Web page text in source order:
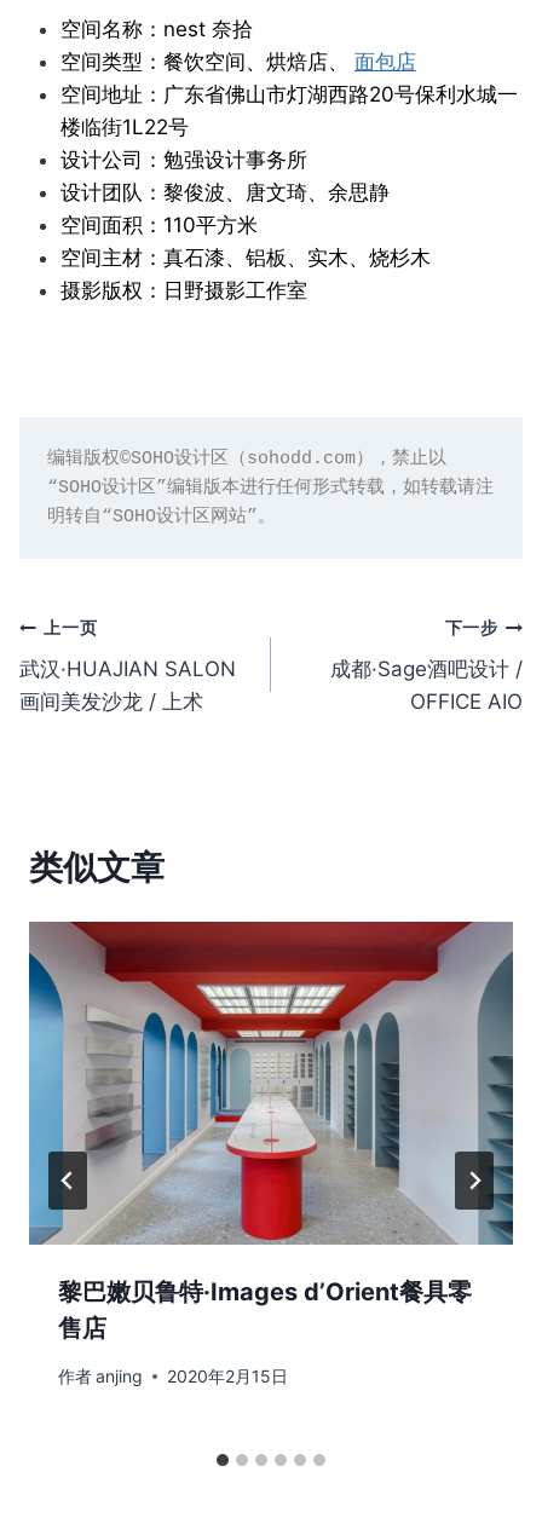
空间名称：nest 奈拾
空间类型：餐饮空间、烘焙店、
面包店
空间地址：广东省佛山市灯湖西路20号保利水城一
楼临街1L22号
设计公司：勉强设计事务所
设计团队：黎俊波、唐文琦、余思静
空间面积：110平方米
空间主材：真石漆、铝板、实木、烧杉木
摄影版权：日野摄影工作室
编辑版权©️SOHO设计区（sohodd.com），禁止以
“SOHO设计区”编辑版本进行任何形式转载，如转载请注
明转自“SOHO设计区网站”。
文
章
上一页
武汉·HUAJIAN SALON
画间美发沙龙 / 上术
下一步
成都·Sage酒吧设计 /
OFFICE AIO
类似文章
黎巴嫩贝鲁特·Images d’Orient餐具零
售店
作者anjing 2020年2月15日